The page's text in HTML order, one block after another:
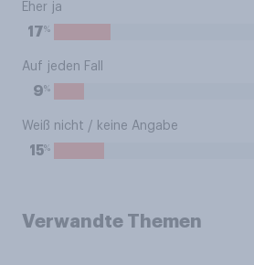
Eher ja
17%
Auf jeden Fall
9%
Weiß nicht / keine Angabe
15%
Verwandte Themen